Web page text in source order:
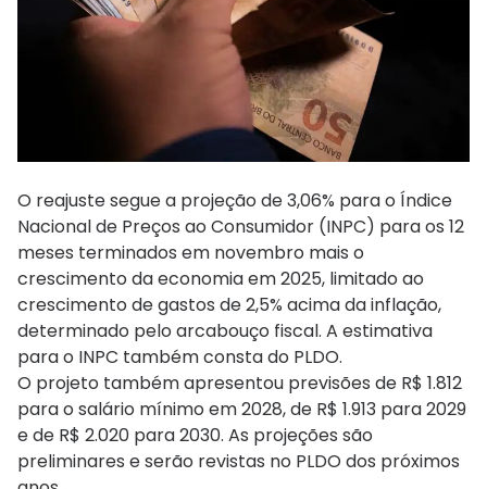
O reajuste segue a projeção de 3,06% para o Índice
Nacional de Preços ao Consumidor (INPC) para os 12
meses terminados em novembro mais o
crescimento da economia em 2025, limitado ao
crescimento de gastos de 2,5% acima da inflação,
determinado pelo arcabouço fiscal. A estimativa
para o INPC também consta do PLDO.
O projeto também apresentou previsões de R$ 1.812
para o salário mínimo em 2028, de R$ 1.913 para 2029
e de R$ 2.020 para 2030. As projeções são
preliminares e serão revistas no PLDO dos próximos